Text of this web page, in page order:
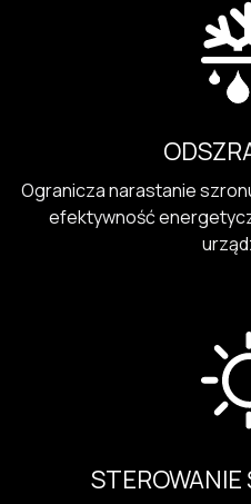
Ogranicza narastanie
efektywność